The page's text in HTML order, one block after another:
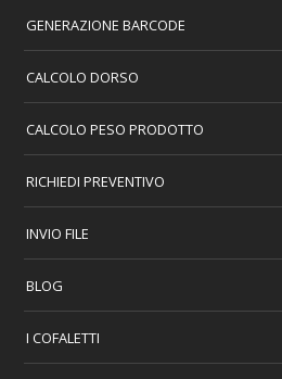
GENERAZIONE BARCODE
CALCOLO DORSO
CALCOLO PESO PRODOTTO
RICHIEDI PREVENTIVO
INVIO FILE
BLOG
I COFALETTI